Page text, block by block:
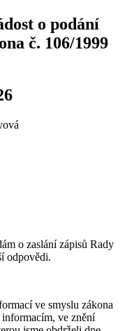
o podání
č. 106/1999
o zaslání zápisů Rady
odpovědi.
ve smyslu zákona
ve znění